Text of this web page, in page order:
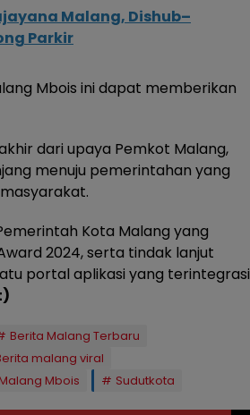
Malang, Dishub–
Parkir
Mbois ini dapat memberikan
dari upaya Pemkot Malang,
menuju pemerintahan yang
Kota Malang yang
2024, serta tindak lanjut
portal aplikasi yang terintegrasi
Berita Malang Terbaru
malang viral
Mbois Sudutkota